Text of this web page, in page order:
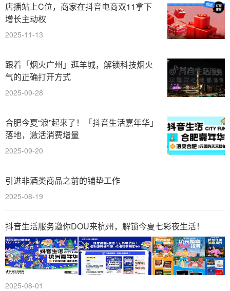
店播站上C位，商家在抖音电商双11拿下
增长主动权
2025-11-13
跟着「烟火广州」逛羊城，解锁科技烟火
气的正确打开方式
2025-09-28
合肥今夏“浪”起来了！「抖音生活嘉年华」
落地，激活消费增量
2025-09-20
引进非酒类商品之前的铺垫工作
2025-08-19
抖音生活服务邀你DOU来杭州，解锁今夏七彩夜生活！
2025-08-01